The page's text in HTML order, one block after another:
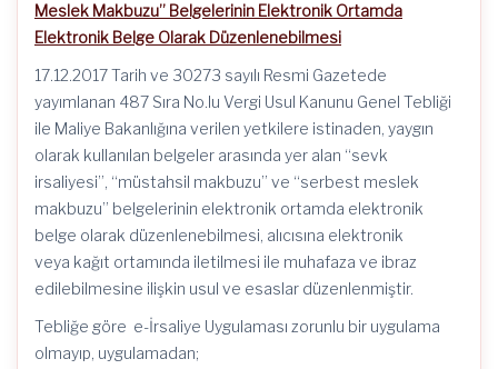
Meslek Makbuzu” Belgelerinin Elektronik Ortamda
Elektronik Belge Olarak Düzenlenebilmesi
17.12.2017 Tarih ve 30273 sayılı Resmi Gazetede
yayımlanan 487 Sıra No.lu Vergi Usul Kanunu Genel Tebliği
ile Maliye Bakanlığına verilen yetkilere istinaden, yaygın
olarak kullanılan belgeler arasında yer alan “sevk
irsaliyesi”, “müstahsil makbuzu” ve “serbest meslek
makbuzu” belgelerinin elektronik ortamda elektronik
belge olarak düzenlenebilmesi, alıcısına elektronik
veya kağıt ortamında iletilmesi ile muhafaza ve ibraz
edilebilmesine ilişkin usul ve esaslar düzenlenmiştir.
Tebliğe göre e-İrsaliye Uygulaması zorunlu bir uygulama
olmayıp, uygulamadan;